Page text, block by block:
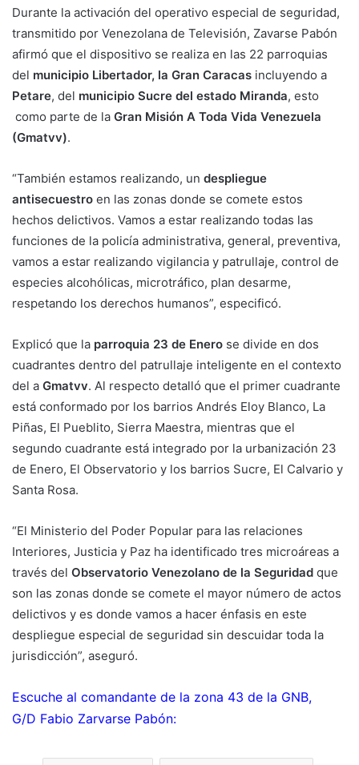
Durante la activación del operativo especial de seguridad,
transmitido por Venezolana de Televisión, Zavarse Pabón
afirmó que el dispositivo se realiza en las 22 parroquias
del municipio Libertador, la Gran Caracas incluyendo a
Petare, del municipio Sucre del estado Miranda, esto
como parte de la Gran Misión A Toda Vida Venezuela
(Gmatvv).
“También estamos realizando, un despliegue
antisecuestro en las zonas donde se comete estos
hechos delictivos. Vamos a estar realizando todas las
funciones de la policía administrativa, general, preventiva,
vamos a estar realizando vigilancia y patrullaje, control de
especies alcohólicas, microtráfico, plan desarme,
respetando los derechos humanos”, especificó.
Explicó que la parroquia 23 de Enero se divide en dos
cuadrantes dentro del patrullaje inteligente en el contexto
del a Gmatvv. Al respecto detalló que el primer cuadrante
está conformado por los barrios Andrés Eloy Blanco, La
Piñas, El Pueblito, Sierra Maestra, mientras que el
segundo cuadrante está integrado por la urbanización 23
de Enero, El Observatorio y los barrios Sucre, El Calvario y
Santa Rosa.
“El Ministerio del Poder Popular para las relaciones
Interiores, Justicia y Paz ha identificado tres microáreas a
través del Observatorio Venezolano de la Seguridad que
son las zonas donde se comete el mayor número de actos
delictivos y es donde vamos a hacer énfasis en este
despliegue especial de seguridad sin descuidar toda la
jurisdicción”, aseguró.
Escuche al comandante de la zona 43 de la GNB,
G/D Fabio Zarvarse Pabón: